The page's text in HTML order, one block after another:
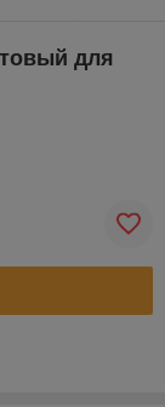
для